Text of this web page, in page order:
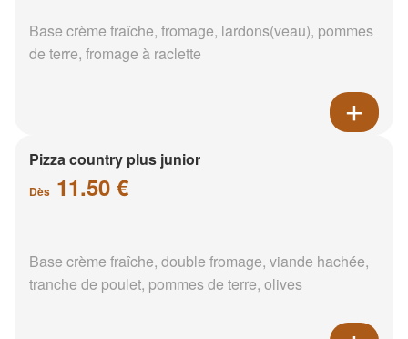
Base crème fraîche, fromage, lardons(veau), pommes
de terre, fromage à raclette
Pizza country plus junior
Dès 11.50 €
Base crème fraîche, double fromage, viande hachée,
tranche de poulet, pommes de terre, olives